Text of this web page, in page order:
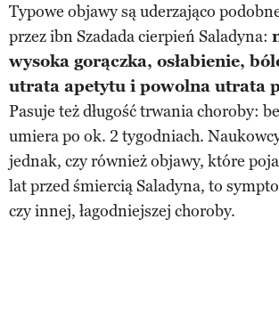
Typowe objawy są uderzająco
przez ibn Szadada cierpień Saladyna:
wysoka gorączka, osłabienie,
utrata apetytu i powolna utrata
Pasuje też długość trwania choroby:
umiera po ok. 2 tygodniach.
jednak, czy również objawy, które
lat przed śmiercią Saladyna, to
czy innej, łagodniejszej choroby.